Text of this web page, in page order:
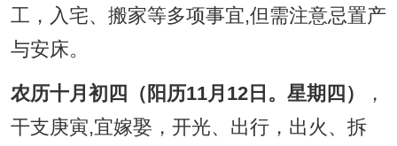
工，入宅、搬家等多项事宜,但需注意忌置产
与安床。
农历十月初四（阳历11月12日。星期四）
，
干支庚寅,宜嫁娶，开光、出行，出火、拆